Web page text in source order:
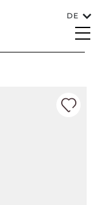
DE